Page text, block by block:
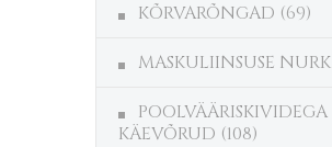
KÕRVARÕNGAD (69)
MASKULIINSUSE NURK
POOLVÄÄRISKIVIDEGA
KÄEVÕRUD (108)